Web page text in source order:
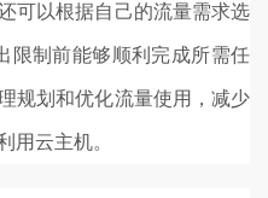
可以根据自己的流量需求选
限制前能够顺利完成所需任
规划和优化流量使用，减少
用云主机。